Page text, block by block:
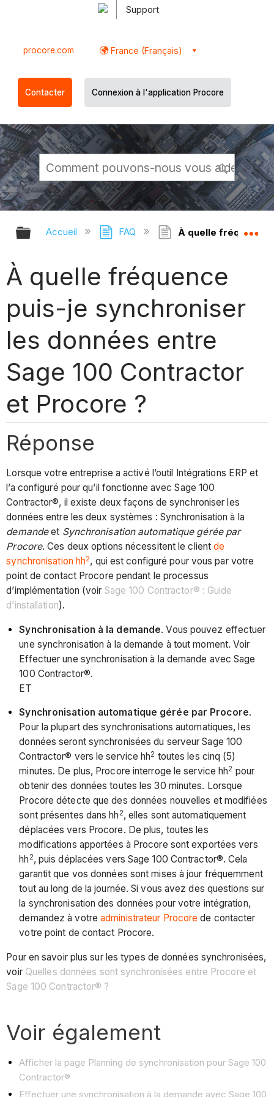
Support
procore.com France (Français)
Contacter Connexion à l'application Procore
Développer/réduire la hiérarchie
Accueil FAQ À quelle fréquence
À quelle fréquence
puis-je synchroniser
les données entre
Sage 100 Contractor
et Procore ?
Réponse
Lorsque votre entreprise a activé l’outil Intégrations ERP et
l’a configuré pour qu’il fonctionne avec Sage 100
Contractor®, il existe deux façons de synchroniser les
données entre les deux systèmes : Synchronisation à la
demandeet Synchronisation automatique gérée par
Procore. Ces deux options nécessitent le clientde
synchronisation hh2, qui est configuré pour vous par votre
point de contact Procore pendant le processus
d’implémentation (voir Sage 100 Contractor® : Guide
d’installation).
Synchronisation à la demande. Vous pouvez effectuer
une synchronisation à la demande à tout moment. Voir
Effectuer une synchronisation à la demande avec Sage
100 Contractor®.
ET
Synchronisation automatique gérée par Procore.
Pour la plupart des synchronisations automatiques, les
données seront synchronisées du serveur Sage 100
Contractor® vers le service hh2 toutes les cinq (5)
minutes. De plus, Procore interroge le service hh2 pour
obtenir des données toutes les 30 minutes. Lorsque
Procore détecte que des données nouvelles et modifiées
sont présentes dans hh 2, elles sont automatiquement
déplacées vers Procore. De plus, toutes les
modifications apportées à Procore sont exportées vers
hh 2, puis déplacées vers Sage 100 Contractor®. Cela
garantit que vos données sont mises à jour fréquemment
tout au long de la journée. Si vous avez des questions sur
la synchronisation des données pour votre intégration,
demandez à votreadministrateur Procore de contacter
votre point de contact Procore.
Pour en savoir plus sur les types de données synchronisées,
voir Quelles données sont synchronisées entre Procore et
Sage 100 Contractor® ?
Voir également
Afficher la page Planning de synchronisation pour Sage 100
Contractor®
Effectuer une synchronisation à la demande avec Sage 100